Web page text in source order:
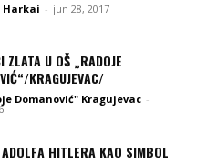
Harkai - jun 28, 2017
ZLATA U OŠ „RADOJE
KRAGUJEVAC/
Domanović" Kragujevac -
HITLERA KAO SIMBOL